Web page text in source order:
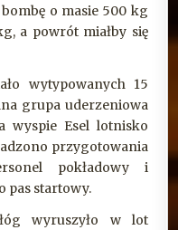
o masie 500 kg
a powrót miałby się
wytypowanych 15
grupa uderzeniowa
wyspie Esel lotnisko
przygotowania
pokładowy i
pas startowy.
wyruszyło w lot